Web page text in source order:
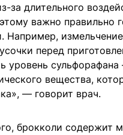
за длительного
важно правильно
Например,
перед
уровень
вещества,
— говорит врач.
брокколи содержит